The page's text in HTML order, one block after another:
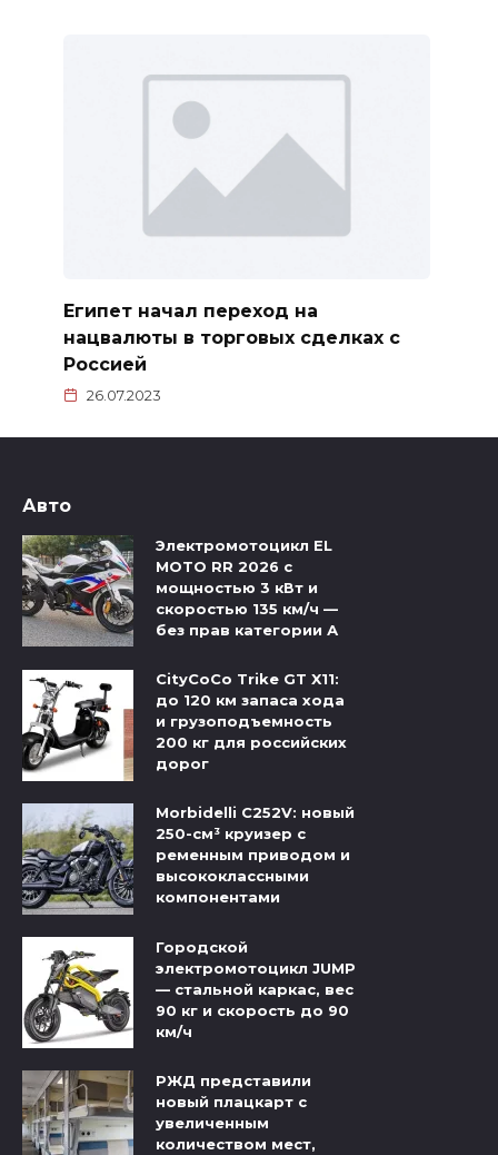
Египет начал переход на
нацвалюты в торговых сделках с
Россией
26.07.2023
Авто
Электромотоцикл EL
MOTO RR 2026 с
мощностью 3 кВт и
скоростью 135 км/ч —
без прав категории А
CityCoCo Trike GT X11:
до 120 км запаса хода
и грузоподъемность
200 кг для российских
дорог
Morbidelli C252V: новый
250-см³ круизер с
ременным приводом и
высококлассными
компонентами
Городской
электромотоцикл JUMP
— стальной каркас, вес
90 кг и скорость до 90
км/ч
РЖД представили
новый плацкарт с
увеличенным
количеством мест,